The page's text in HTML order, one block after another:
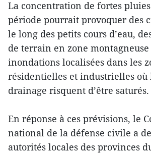
La concentration de fortes
période pourrait provoquer des
le long des petits cours d’eau,
de terrain en zone montagneuse
inondations localisées dans les
résidentielles et industrielles où
drainage risquent d’être saturés.
En réponse à ces prévisions, le
national de la défense civile a
autorités locales des provinces